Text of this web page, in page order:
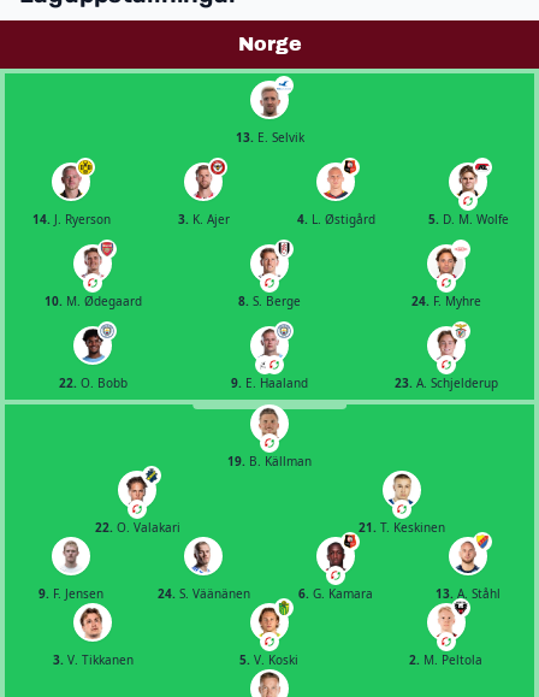
Norge
13. E. Selvik
14. J. Ryerson 3. K. Ajer 4. L. Østigård 5. D. M. Wolfe
10. M. Ødegaard 8. S. Berge 24. F. Myhre
22. O. Bobb 9. E. Haaland 23. A. Schjelderup
19. B. Källman
22. O. Valakari 21. T. Keskinen
9. F. Jensen 24. S. Väänänen 6. G. Kamara 13. A. Ståhl
3. V. Tikkanen 5. V. Koski 2. M. Peltola